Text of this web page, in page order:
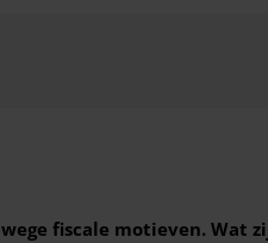
fiscale motieven. Wat